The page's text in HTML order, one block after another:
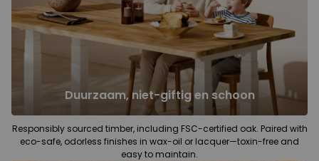
Duurzaam, niet-giftig en schoon
Responsibly sourced timber, including FSC-certified oak. Paired with
eco-safe, odorless finishes in wax-oil or lacquer—toxin-free and
easy to maintain.